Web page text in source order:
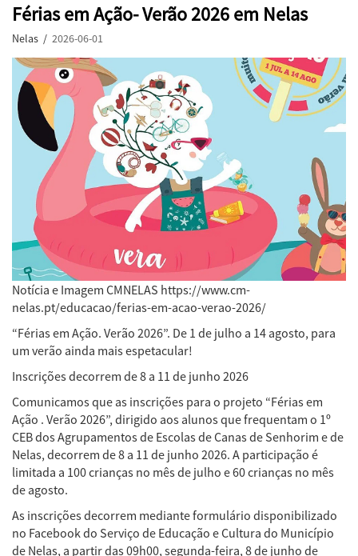
Férias em Ação- Verão 2026 em Nelas
Nelas / 2026-06-01
Notícia e Imagem CMNELAS https://www.cm-
nelas.pt/educacao/ferias-em-acao-verao-2026/
“Férias em Ação. Verão 2026”. De 1 de julho a 14 agosto, para
um verão ainda mais espetacular!
Inscrições decorrem de 8 a 11 de junho 2026
Comunicamos que as inscrições para o projeto “Férias em
Ação . Verão 2026”, dirigido aos alunos que frequentam o 1º
CEB dos Agrupamentos de Escolas de Canas de Senhorim e de
Nelas, decorrem de 8 a 11 de junho 2026. A participação é
limitada a 100 crianças no mês de julho e 60 crianças no mês
de agosto.
As inscrições decorrem mediante formulário disponibilizado
no Facebook do Serviço de Educação e Cultura do Município
de Nelas, a partir das 09h00, segunda-feira, 8 de junho de